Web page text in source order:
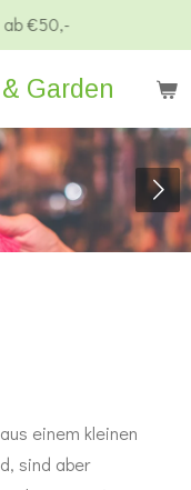
Garden
ab €50,-
einem kleinen
sind aber